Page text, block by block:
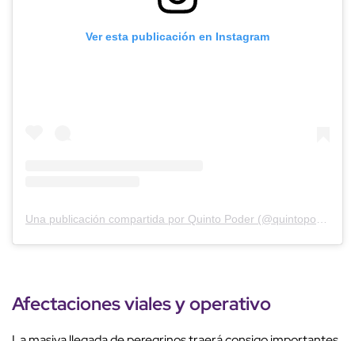
Ver esta publicación en Instagram
Una publicación compartida por Quinto Poder (@quintopoder_mex)
Afectaciones viales y operativo